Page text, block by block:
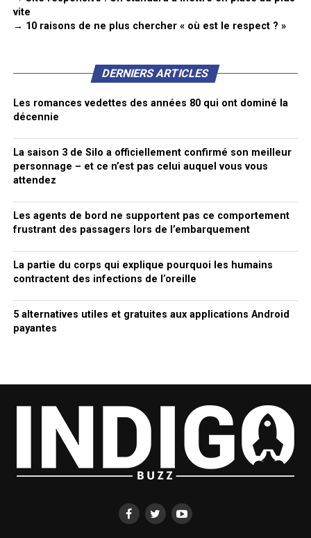
vite
→ 10 raisons de ne plus chercher « où est le respect ? »
DERNIERS ARTICLES
Les romances vedettes des années 80 qui ont dominé la
décennie
La saison 3 de Silo a officiellement confirmé son meilleur
personnage – et ce n’est pas celui auquel vous vous
attendez
Les agents de bord ne supportent pas ce comportement
frustrant des passagers lors de l’embarquement
La partie du corps qui explique pourquoi les humains
contractent des infections de l’oreille
5 alternatives utiles et gratuites aux applications Android
payantes